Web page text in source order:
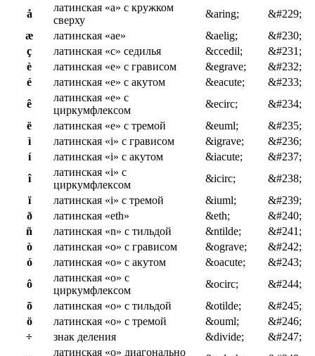
å
латинская «a» с кружком
сверху
&aring;
&#229;
æ
латинская «ae» &aelig;
&#230;
ç
латинская «c» седилья &ccedil;
&#231;
è
латинская «e» с грависом &egrave;
&#232;
é
латинская «e» с акутом &eacute;
&#233;
ê
латинская «e» с
циркумфлексом
&ecirc;
&#234;
ë
латинская «e» с тремой &euml;
&#235;
ì
латинская «i» с грависом &igrave;
&#236;
í
латинская «i» с акутом &iacute;
&#237;
î
латинская «i» с
циркумфлексом
&icirc;
&#238;
ï
латинская «i» с тремой &iuml;
&#239;
ð
латинская «eth» &eth;
&#240;
ñ
латинская «n» с тильдой &ntilde;
&#241;
ò
латинская «o» с грависом &ograve;
&#242;
ó
латинская «o» с акутом &oacute;
&#243;
ô
латинская «o» с
циркумфлексом
&ocirc;
&#244;
õ
латинская «o» с тильдой &otilde;
&#245;
ö
латинская «o» с тремой &ouml;
&#246;
÷
знак деления &divide;
&#247;
латинская «o» диагонально